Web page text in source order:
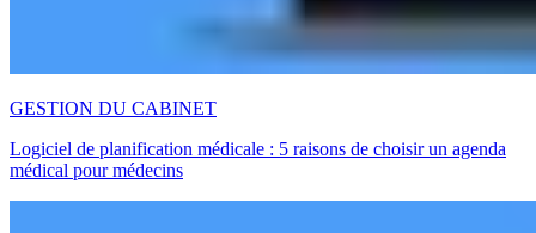
GESTION DU CABINET
Logiciel de planification médicale : 5 raisons de choisir un agenda
médical pour médecins